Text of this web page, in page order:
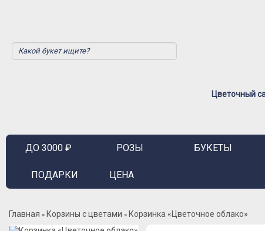
Цветочный
ДО 3000 ₽ РОЗЫ БУКЕТЫ
ПОДАРКИ ЦЕНА
Главная » Корзины с цветами » Корзинка «Цветочное облако»